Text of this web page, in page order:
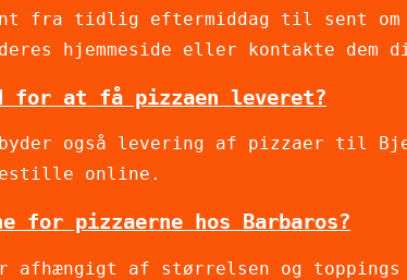
fra tidlig eftermiddag til sent om
hjemmeside eller kontakte dem
for at få pizzaen leveret?
også levering af pizzaer til
online.
for pizzaerne hos Barbaros?
afhængigt af størrelsen og